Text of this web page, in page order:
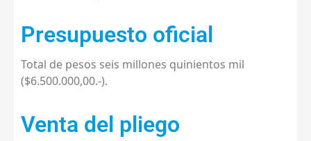
Presupuesto oficial
Total de pesos seis millones quinientos mil
($6.500.000,00.-).
Venta del pliego